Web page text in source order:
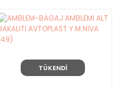
TÜKENDİ